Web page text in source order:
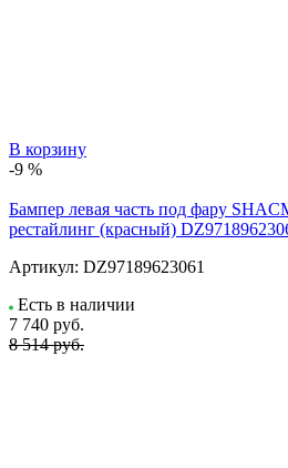
В корзину
-9 %
Бампер левая часть под фару
рестайлинг (красный)
Артикул: DZ97189623061
Есть в наличии
7 740 руб.
8 514 руб.